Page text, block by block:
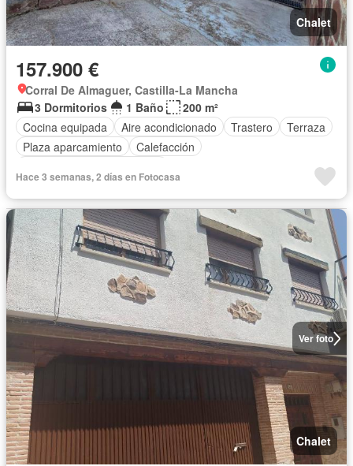
Chalet
157.900 €
Corral De Almaguer, Castilla-La Mancha
3 Dormitorios
1 Baño
200 m²
Cocina equipada
Aire acondicionado Trastero
Terraza
Plaza aparcamiento
Calefacción
Hace 3 semanas, 2 días en Fotocasa
Ver foto
Chalet